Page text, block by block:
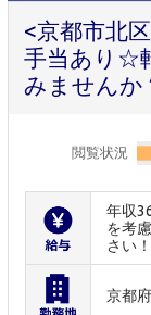
<京都市北
手当あり☆
みませんか
閲覧状況
年収
を考
さい！
京都